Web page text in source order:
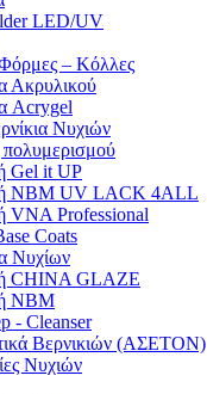
LED/UV
– Κόλλες
Ακρυλικού
Acrygel
Νυχιών
Gel it UP
NBM UV LACK 4ALL
VNA Professional
Coats
Νυχίων
CHINA GLAZE
NBM
- Cleanser
Βερνικιών (ΑΣΕΤΟΝ)
Νυχιών